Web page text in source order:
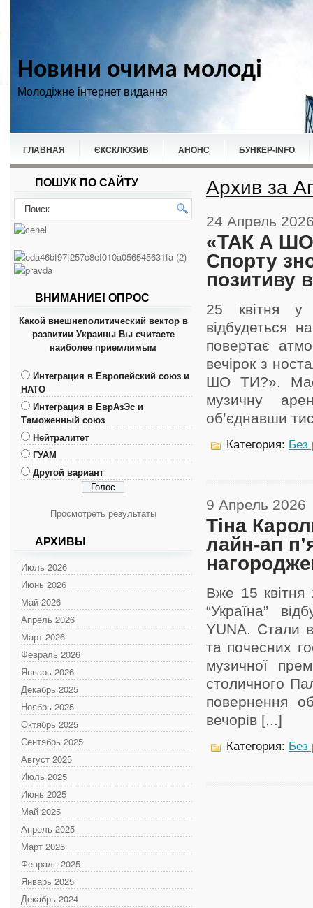
Новини очима молоді
Молодіжне інтернет видання
ГЛАВНАЯ ЄКСКЛЮЗИВ АНОНС БУНКЕР-ІNFO
НОВИНИ СПОРТ
ПОШУК ПО САЙТУ
ВНИМАНИЕ! ОПРОС
Какой внешнеполитический вектор в
развитии Украины Вы считаете
наиболее приемлимым
Интеграция в Европейский союз и
НАТО
Интеграция в ЕврАзЭс и
Таможенный союз
Нейтралитет
ГУАМ
Другой вариант
Просмотреть результаты
АРХИВЫ
Июль 2026
Июнь 2026
Май 2026
Апрель 2026
Март 2026
Февраль 2026
Январь 2026
Декабрь 2025
Ноябрь 2025
Октябрь 2025
Сентябрь 2025
Август 2025
Июль 2025
Июнь 2025
Май 2025
Апрель 2025
Март 2025
Февраль 2025
Январь 2025
Декабрь 2024
Архив за
24 Апрель
«ТАК А ШО
Спорту
позитиву
25 квітня у
відбудеться
повертає
вечірок з
ШО ТИ?».
музичну
об’єднавши
Категория: Без
9 Апрель 2026
Тіна
лайн-ап
Вже 15 квітня
“Україна”
YUNA. Стали
та почесних
музичної
столичного
повернення
вечорів [...]
Категория: Без